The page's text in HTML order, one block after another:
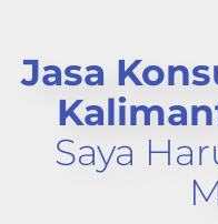
Jasa
Saya